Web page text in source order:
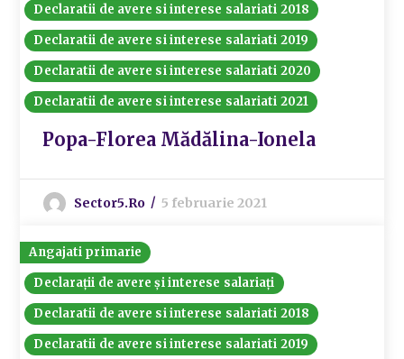
Declaratii de avere si interese salariati 2018
Declaratii de avere si interese salariati 2019
Declaratii de avere si interese salariati 2020
Declaratii de avere si interese salariati 2021
Popa-Florea Mădălina-Ionela
Sector5.ro 5 februarie 2021
Angajati primarie
Declarații de avere și interese salariați
Declaratii de avere si interese salariati 2018
Declaratii de avere si interese salariati 2019